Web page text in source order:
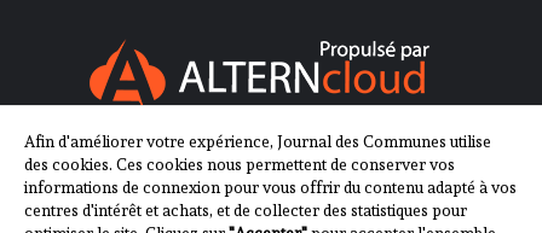
SUIVEZ-NOUS SUR
Afin d'améliorer votre expérience, Journal des Communes utilise
des cookies. Ces cookies nous permettent de conserver vos
informations de connexion pour vous offrir du contenu adapté à vos
centres d'intérêt et achats, et de collecter des statistiques pour